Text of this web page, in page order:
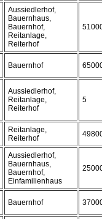
Aussiedlerhof,
Bauernhaus,
Bauernhof,
Reitanlage,
Reiterhof
Bauernhof
Aussiedlerhof,
Reitanlage,
Reiterhof
5
Reitanlage,
Reiterhof
Aussiedlerhof,
Bauernhaus,
Bauernhof,
Einfamilienhaus
Bauernhof